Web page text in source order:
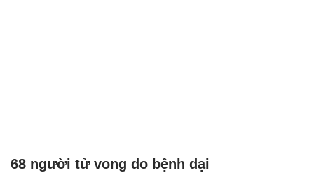
68 người tử vong do bệnh dại